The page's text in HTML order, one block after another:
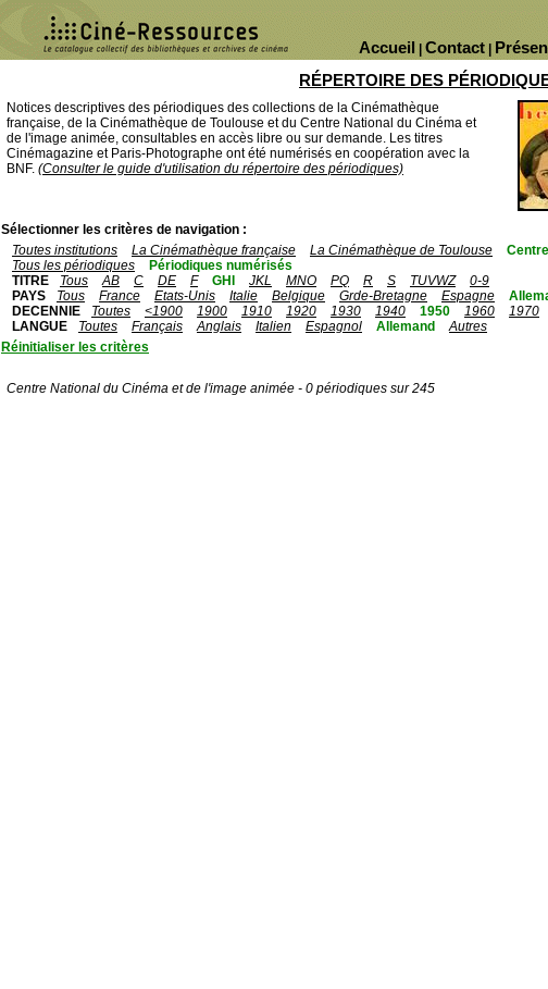
Contact
Accueil
RÉPERTOIRE DES
Notices descriptives des périodiques des collections de la Cinémathèque
française, de la Cinémathèque de Toulouse et du Centre National du Cinéma et
de l'image animée, consultables en accès libre ou sur demande. Les titres
Cinémagazine et Paris-Photographe ont été numérisés en coopération avec la
BNF. (Consulter le guide d'utilisation du répertoire des périodiques)
Sélectionner les critères de navigation :
Toutes institutions
La Cinémathèque française La Cinémathèque de Toulouse
Tous les périodiques
Périodiques numérisés
TITRE
Tous AB C DE F GHI JKL MNO PQ R S TUVWZ
0-9
PAYS
Tous France Etats-Unis Italie Belgique Grde-Bretagne Espagne
DECENNIE
Toutes <1900 1900 1910 1920 1930 1940 1950 1960 1970
LANGUE
Toutes Français Anglais Italien Espagnol Allemand
Autres
Réinitialiser les critères
Centre National du Cinéma et de l'image animée - 0 périodiques sur 245